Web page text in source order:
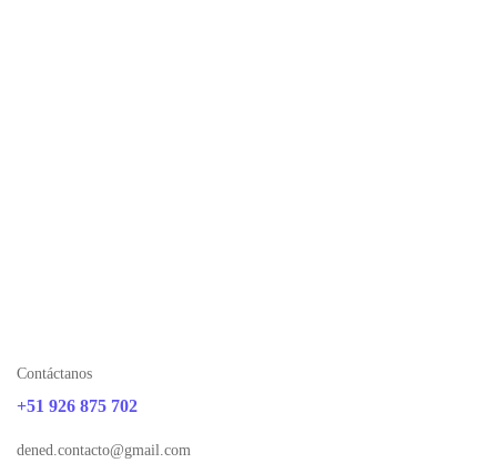
Contáctanos
+51 926 875 702
dened.contacto@gmail.com